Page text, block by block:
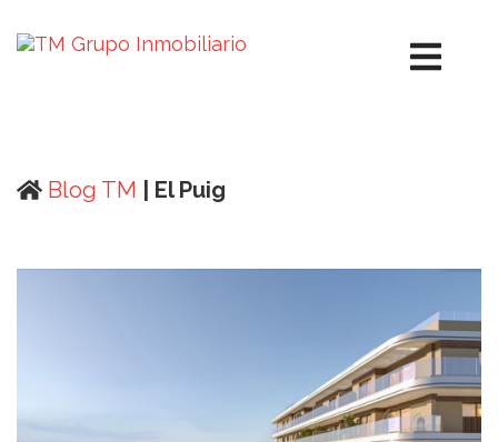
Blog TM | El Puig